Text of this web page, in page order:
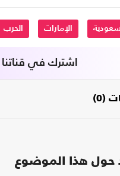
الإمارات الحرب
اشترك في
(0)
حول هذا الموضوع